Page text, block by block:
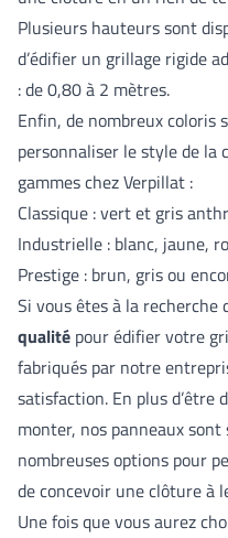
Plusieurs hauteurs sont
d’édifier un grillage rigide
: de 0,80 à 2 mètres.
Enfin, de nombreux coloris
personnaliser le style de la
gammes chez Verpillat :
Classique : vert et gris
Industrielle : blanc, jaune,
Prestige : brun, gris ou
Si vous êtes à la recherche
qualité pour édifier votre
fabriqués par notre
satisfaction. En plus d’être
monter, nos panneaux
nombreuses options pour
de concevoir une clôture à
Une fois que vous aurez